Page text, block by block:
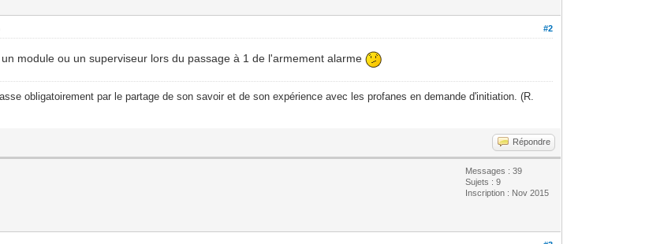
#2
module ou un superviseur lors du passage à 1 de l'armement alarme
obligatoirement par le partage de son savoir et de son expérience avec les profanes en demande d'initiation. (R.
Répondre
Messages : 39
Sujets : 9
Inscription : Nov 2015